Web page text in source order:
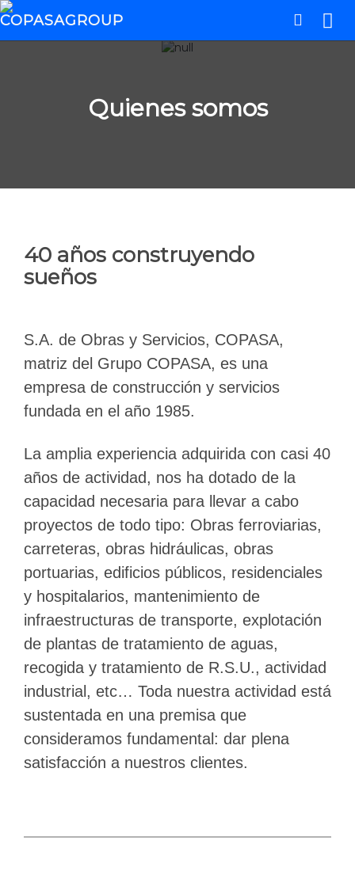
Quienes somos
40 años construyendo
sueños
S.A. de Obras y Servicios, COPASA,
matriz del Grupo COPASA, es una
empresa de construcción y servicios
fundada en el año 1985.
La amplia experiencia adquirida con casi 40
años de actividad, nos ha dotado de la
capacidad necesaria para llevar a cabo
proyectos de todo tipo: Obras ferroviarias,
carreteras, obras hidráulicas, obras
portuarias, edificios públicos, residenciales
y hospitalarios, mantenimiento de
infraestructuras de transporte, explotación
de plantas de tratamiento de aguas,
recogida y tratamiento de R.S.U., actividad
industrial, etc… Toda nuestra actividad está
sustentada en una premisa que
consideramos fundamental: dar plena
satisfacción a nuestros clientes.